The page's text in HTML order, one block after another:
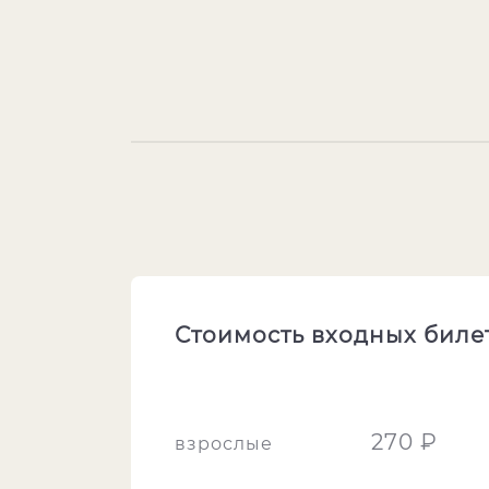
Стоимость входных
взрослые 270 ₽